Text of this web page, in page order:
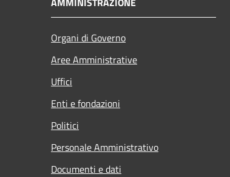
Organi di Governo
Aree Amministrative
Uffici
Enti e fondazioni
Politici
Personale Amministrativo
Documenti e dati